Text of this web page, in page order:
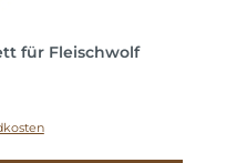
für Fleischwolf